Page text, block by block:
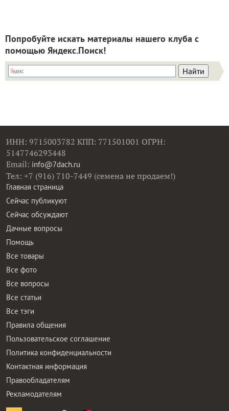
Попробуйте искать материалы нашего клуба с
помощью Яндекс.Поиск!
ИНН: 9715003782 КПП: 771501001 ОГРН:
5147746293448
Email: info@7dach.ru
Тел: +7 (916) 710-7449 (семена не продаем!)
Главная страница
Сейчас публикуют
Сейчас обсуждают
Дачные вопросы
Помощь
Все товары
Все фото
Все вопросы
Все статьи
Все тэги
Правила общения
Пользовательское соглашение
Политика конфиденциальности
Контактная информация
Правообладателям
Рекламодателям